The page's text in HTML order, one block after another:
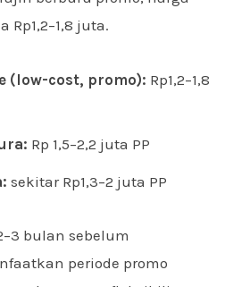
juta.
(low-cost, promo): Rp1,2–1,8
Rp 1,5–2,2 juta PP
sekitar Rp1,3–2 juta PP
bulan sebelum
periode promo